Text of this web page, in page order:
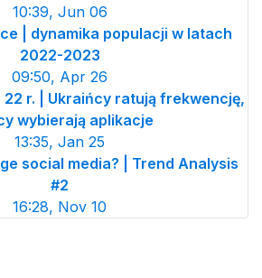
10:39, Jun 06
| dynamika populacji w latach
2022-2023
09:50, Apr 26
22 r. | Ukraińcy ratują frekwencję,
wybierają aplikacje
13:35, Jan 25
social media? | Trend Analysis
#2
16:28, Nov 10